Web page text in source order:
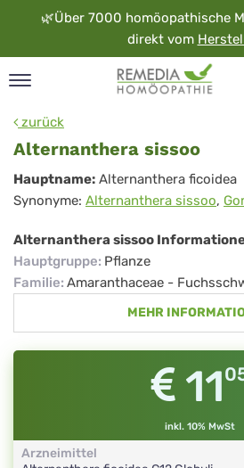
🌿Über 7000 homöopathische
direkt vom
zurück
Alternanthera sissoo
Alternanthera
sissoo
Hauptname: Alternanthera ficoidea
Synonyme: Alternanthera sissoo,
Alternanthera sissoo
Hauptgruppe: Pflanze
Familie: Amaranthaceae -
MEHR
11
inkl. 10% MwSt
Arzneimittel